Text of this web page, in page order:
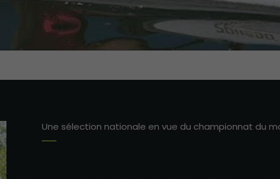
Une sélection nationale en vue du championnat du